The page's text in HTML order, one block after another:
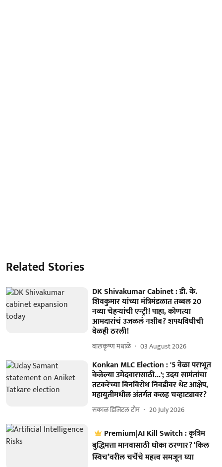
Related Stories
DK Shivakumar Cabinet : डी. के.
शिवकुमार यांच्या मंत्रिमंडळात तब्बल 20
नव्या चेहऱ्यांची एन्ट्री! पाहा, कोणत्या
आमदारांचं उजळलं नशीब? शपथविधीची
वेळही ठरली!
बालकृष्ण मधाळे 03 August 2026
Konkan MLC Election : '5 वेळा पराभूत
केलेल्या उमेदवारासाठी...'; उदय सामंतांचा
तटकरेंच्या बिनविरोध निवडीवर थेट आक्षेप,
महायुतीमधील अंतर्गत कलह चव्हाट्यावर?
सकाळ डिजिटल टीम 20 July 2026
Premium|AI Kill Switch : कृत्रिम
बुद्धिमत्ता मानवासाठी धोका ठरणार? ‘किल
स्विच’वरील चर्चेचे महत्त्व समजून घ्या